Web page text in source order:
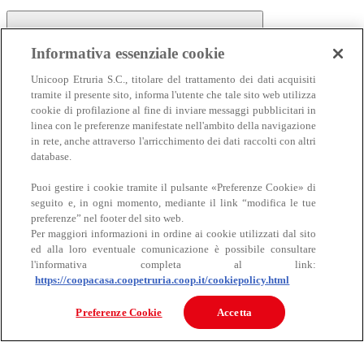
Carne
Carne
Bovino
Informativa essenziale cookie
Unicoop Etruria S.C., titolare del trattamento dei dati acquisiti
tramite il presente sito, informa l'utente che tale sito web utilizza
cookie di profilazione al fine di inviare messaggi pubblicitari in
linea con le preferenze manifestate nell'ambito della navigazione
in rete, anche attraverso l'arricchimento dei dati raccolti con altri
database.
Puoi gestire i cookie tramite il pulsante «Preferenze Cookie» di
seguito e, in ogni momento, mediante il link “modifica le tue
preferenze” nel footer del sito web.
Per maggiori informazioni in ordine ai cookie utilizzati dal sito
ed alla loro eventuale comunicazione è possibile consultare
l'informativa completa al link:
https://coopacasa.coopetruria.coop.it/cookiepolicy.html
Preferenze Cookie Accetta